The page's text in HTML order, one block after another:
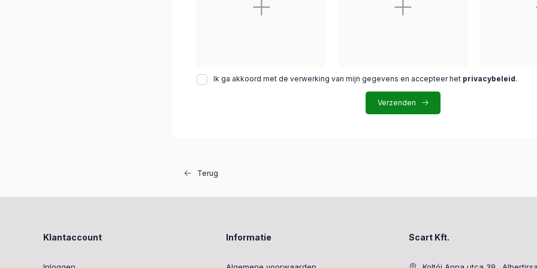
Ik ga akkoord met de verwerking van mijn gegevens en accepteer het privacybeleid.
Verzenden
Terug
Klantaccount Informatie Scart Kft.